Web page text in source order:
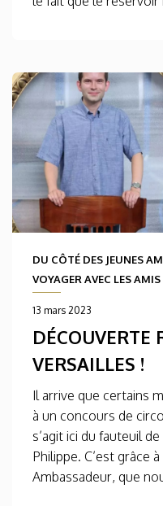
DU CÔTÉ DES JEUNES
VOYAGER AVEC LES AMIS
13 mars 2023
DÉCOUVERTE
VERSAILLES !
Il arrive que certains
à un concours de
s’agit ici du fauteuil
Philippe. C’est grâce
Ambassadeur, que